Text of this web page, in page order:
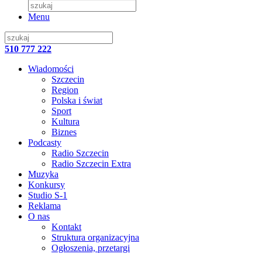
Menu
510 777 222
Wiadomości
Szczecin
Region
Polska i świat
Sport
Kultura
Biznes
Podcasty
Radio Szczecin
Radio Szczecin Extra
Muzyka
Konkursy
Studio S-1
Reklama
O nas
Kontakt
Struktura organizacyjna
Ogłoszenia, przetargi